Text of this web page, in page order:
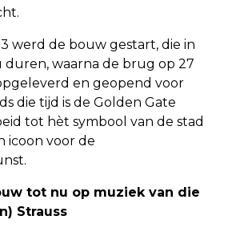
werd de bouw gestart, die in
duren, waarna de brug op 27
en geopend voor
die tijd is de Golden Gate
tot hèt symbool van de stad
icoon voor de
tot nu op muziek van die
Strauss